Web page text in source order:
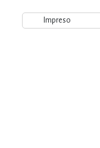
Impreso